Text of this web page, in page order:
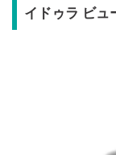
イドゥラ ビュ